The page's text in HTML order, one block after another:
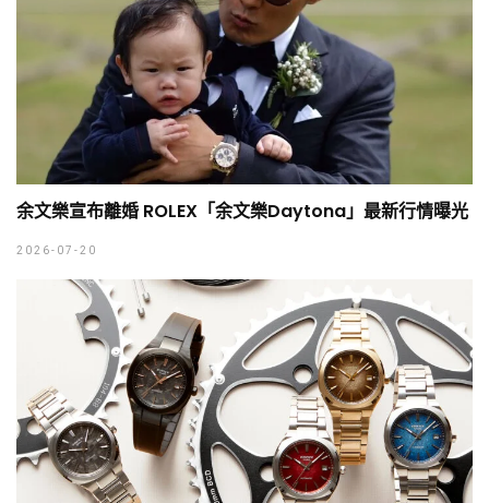
余文樂宣布離婚 ROLEX「余文樂Daytona」最新行情曝光
2026-07-20